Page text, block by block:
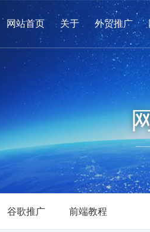
网站首页 关于 外贸推广
谷歌推广 前端教程